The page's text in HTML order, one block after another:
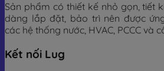
Sản phẩm có thiết kế nhỏ gọn, tiết
dàng lắp đặt, bảo trì nên được
các hệ thống nước, HVAC, PCCC và
Kết nối Lug